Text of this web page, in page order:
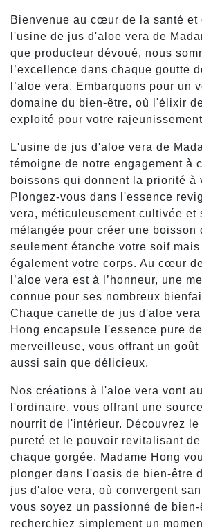
Bienvenue au cœur de la santé et
l'usine de jus d'aloe vera de
que producteur dévoué, nous
l’excellence dans chaque goutte
l’aloe vera. Embarquons pour un
domaine du bien-être, où l'élixir
exploité pour votre
L'usine de jus d'aloe vera de
témoigne de notre engagement à
boissons qui donnent la priorité à
Plongez-vous dans l'essence
vera, méticuleusement cultivée et
mélangée pour créer une boisson
seulement étanche votre soif
également votre corps. Au cœur
l’aloe vera est à l’honneur, une
connue pour ses nombreux
Chaque canette de jus d'aloe
Hong encapsule l'essence pure
merveilleuse, vous offrant un
aussi sain que délicieux.
Nos créations à l'aloe vera vont
l'ordinaire, vous offrant une
nourrit de l'intérieur. Découvrez
pureté et le pouvoir revitalisant
chaque gorgée. Madame Hong
plonger dans l'oasis de bien-être
jus d'aloe vera, où convergent
vous soyez un passionné de
recherchiez simplement un